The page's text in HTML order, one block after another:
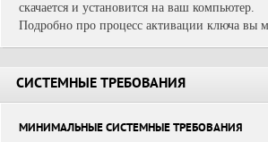
скачается и установится на ваш компьютер.
Подробно про процесс активации ключа вы
СИСТЕМНЫЕ ТРЕБОВАНИЯ
МИНИМАЛЬНЫЕ СИСТЕМНЫЕ ТРЕБОВАНИЯ